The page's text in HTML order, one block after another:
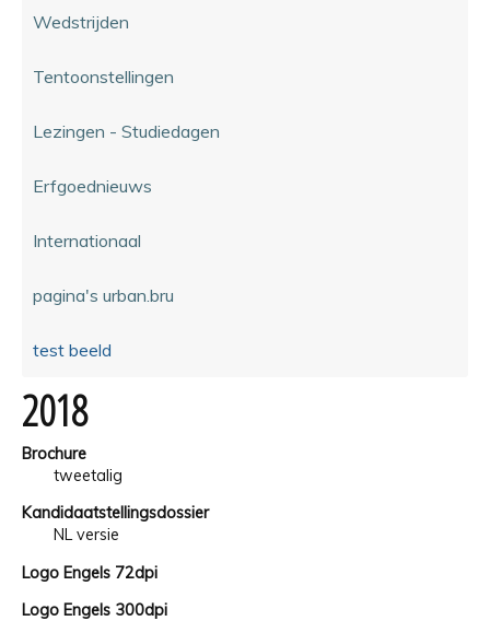
Wedstrijden
Tentoonstellingen
Lezingen - Studiedagen
Erfgoednieuws
Internationaal
pagina's urban.bru
test beeld
2018
Brochure
tweetalig
Kandidaatstellingsdossier
NL versie
Logo Engels 72dpi
Logo Engels 300dpi